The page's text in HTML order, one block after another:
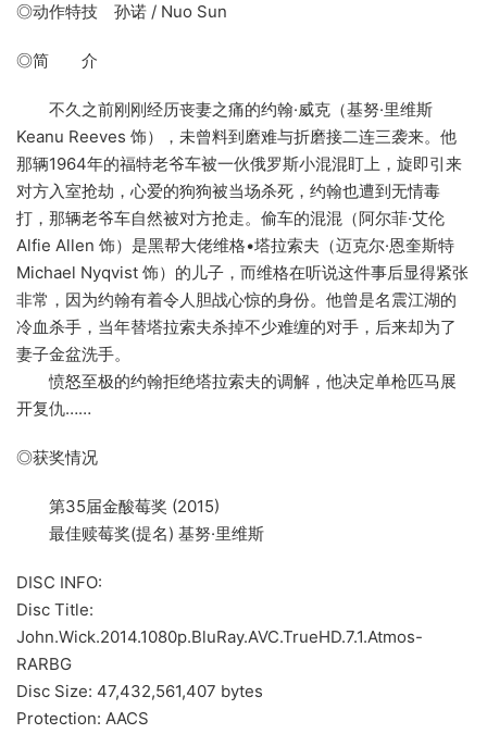
◎动作特技 孙诺 / Nuo Sun
◎简 介
不久之前刚刚经历丧妻之痛的约翰·威克（基努·里维斯
Keanu Reeves 饰），未曾料到磨难与折磨接二连三袭来。他
那辆1964年的福特老爷车被一伙俄罗斯小混混盯上，旋即引来
对方入室抢劫，心爱的狗狗被当场杀死，约翰也遭到无情毒
打，那辆老爷车自然被对方抢走。偷车的混混（阿尔菲·艾伦
Alfie Allen 饰）是黑帮大佬维格•塔拉索夫（迈克尔·恩奎斯特
Michael Nyqvist 饰）的儿子，而维格在听说这件事后显得紧张
非常，因为约翰有着令人胆战心惊的身份。他曾是名震江湖的
冷血杀手，当年替塔拉索夫杀掉不少难缠的对手，后来却为了
妻子金盆洗手。
愤怒至极的约翰拒绝塔拉索夫的调解，他决定单枪匹马展
开复仇……
◎获奖情况
第35届金酸莓奖 (2015)
最佳赎莓奖(提名) 基努·里维斯
DISC INFO:
Disc Title:
John.Wick.2014.1080p.BluRay.AVC.TrueHD.7.1.Atmos-
RARBG
Disc Size: 47,432,561,407 bytes
Protection: AACS